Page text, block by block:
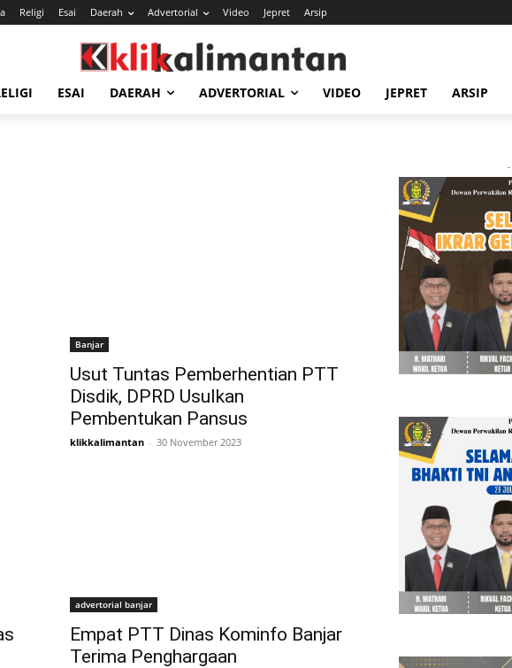
Religi Esai Daerah Advertorial Video Jepret Arsip
ESAI DAERAH ADVERTORIAL VIDEO JEPRET ARSIP
Banjar
Usut Tuntas Pemberhentian PTT
Disdik, DPRD Usulkan
Pembentukan Pansus
klikkalimantan - 30 November 2023
advertorial banjar
Empat PTT Dinas Kominfo Banjar
Terima Penghargaan
-